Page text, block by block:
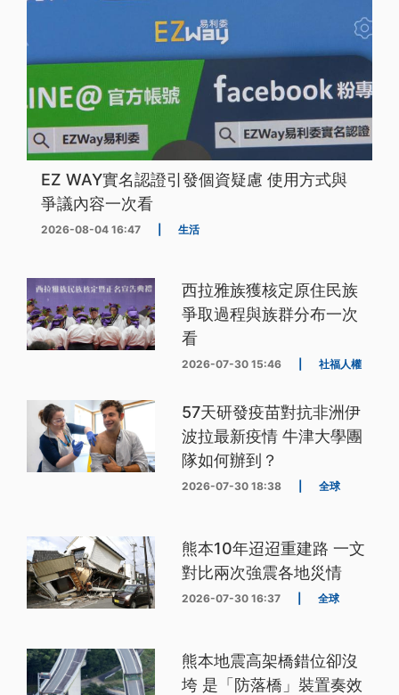
EZ WAY實名認證引發個資疑慮 使用方式與
爭議內容一次看
2026-08-04 16:47 生活
西拉雅族獲核定原住民族
爭取過程與族群分布一次
看
2026-07-30 15:46 社福人權
57天研發疫苗對抗非洲伊
波拉最新疫情 牛津大學團
隊如何辦到？
2026-07-30 18:38 全球
熊本10年迢迢重建路 一文
對比兩次強震各地災情
2026-07-30 16:37 全球
熊本地震高架橋錯位卻沒
垮 是「防落橋」裝置奏效